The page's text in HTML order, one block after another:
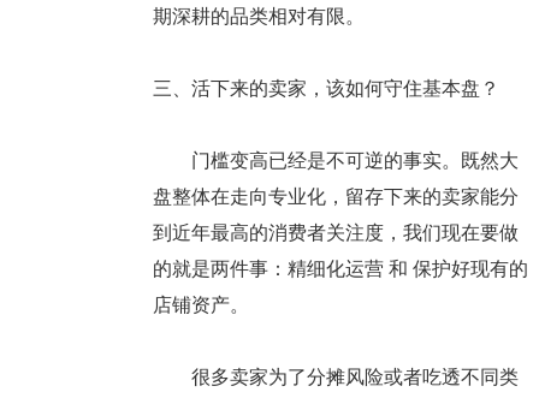
期深耕的品类相对有限。
三、活下来的卖家，该如何守住基本盘？
门槛变高已经是不可逆的事实。既然大
盘整体在走向专业化，留存下来的卖家能分
到近年最高的消费者关注度，我们现在要做
的就是两件事： 精细化运营和 保护好现有的
店铺资产。
很多卖家为了分摊风险或者吃透不同类